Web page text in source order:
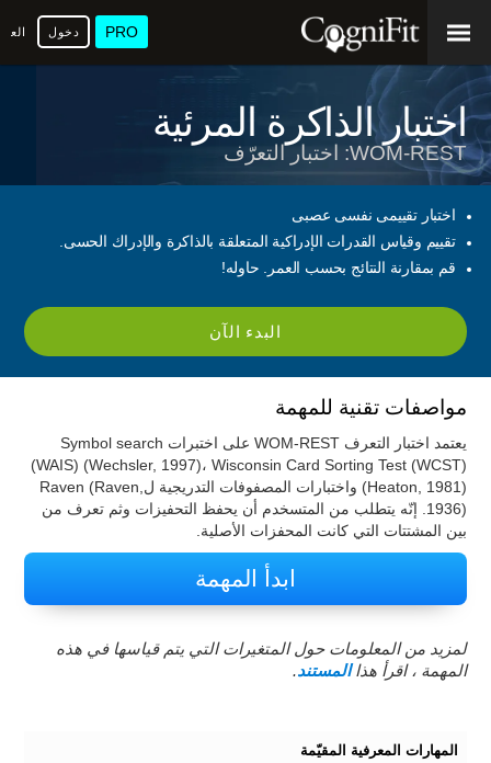
PRO دخول
اختبار الذاكرة المرئية
WOM-REST: اختبار التعرّف
اختبار تقييمى نفسى عصبى
تقييم وقياس القدرات الإدراكية المتعلقة بالذاكرة والإدراك الحسى.
قم بمقارنة النتائج بحسب العمر. حاوله!
البدء الآن
مواصفات تقنية للمهمة
يعتمد اختبار التعرف WOM-REST على اختبرات Symbol search
(WAIS) (Wechsler, 1997)، Wisconsin Card Sorting Test (WCST)
(Heaton, 1981) واختبارات المصفوفات التدريجية لRaven (Raven,
1936). إنّه يتطلب من المتسخدم أن يحفظ التحفيزات وثم تعرف من
بين المشتتات التي كانت المحفزات الأصلية.
ابدأ المهمة
لمزيد من المعلومات حول المتغيرات التي يتم قياسها في هذه
المهمة ، اقرأ هذاالمستند.
المهارات المعرفية المقيّمة